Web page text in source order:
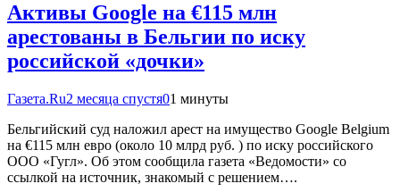
Активы Google на €115 млн
арестованы в Бельгии по иску
российской «дочки»
Газета.Ru2 месяца спустя01 минуты
Бельгийский суд наложил арест на имущество Google Belgium
на €115 млн евро (около 10 млрд руб. ) по иску российского
ООО «Гугл». Об этом сообщила газета «Ведомости» со
ссылкой на источник, знакомый с решением….